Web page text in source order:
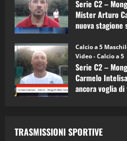
Serie C2 –
Mister Arturo
nuova stagione
Calcio a 5
Video - Calcio a 5
Serie C2 –
Carmelo
ancora voglia di
TRASMISSIONI SPORTIVE
5 08/04/2026
1
“SportEmpire”
(Martedi 05
08/05/2026
2 28/04/2026